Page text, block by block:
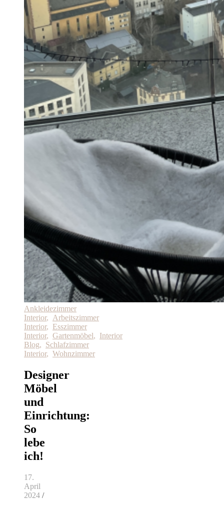
Ankleidezimmer
Interior, Arbeitszimmer
Interior, Esszimmer
Interior, Gartenmöbel, Interior
Blog, Schlafzimmer
Interior, Wohnzimmer
Designer
Möbel
und
Einrichtung:
So
lebe
ich!
17.
April
2024 /